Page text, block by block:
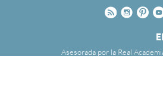
Rss
Asesorada por la Real